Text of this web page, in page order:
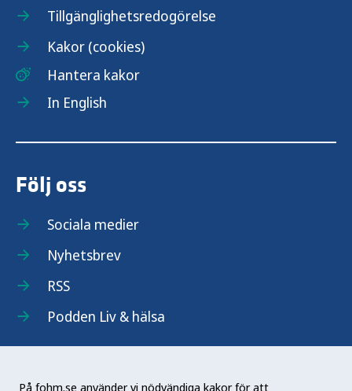
På fohm.se använder vi nödvändiga kakor för att
Tillgänglighetsredogörelse
Kakor (cookies)
Hantera kakor
In English
Följ oss
Sociala medier
Nyhetsbrev
RSS
Podden Liv & hälsa